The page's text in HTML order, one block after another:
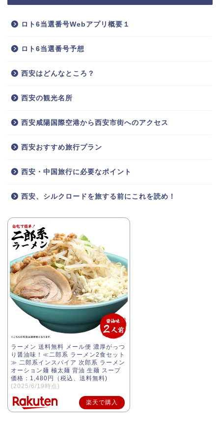
ロト6当選番号Webアプリ概要１
ロト6当選番号予想
西安はどんなところ？
西安の観光名所
西安咸陽国際空港から西安市街へのアクセス
西安おすすめ旅行プラン
西安・中国旅行に必要なポイント
西安、シルクロードを旅する前にこれを読め！
ラーメン 送料無料 メール便 濃厚がっつ
り醤油味！≪二郎系 ラーメン2食セット
≫ 二郎系インスパイア 次郎系 ラーメン
オーション麺 極太麺 背油 生麺 スープ
価格：1,480円（税込、送料無料)
(2025/6/19時点)
楽天で購入